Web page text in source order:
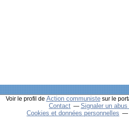
Voir le profil de Action communistesur le
Contact
Signaler un abus
Cookies et données personnelles